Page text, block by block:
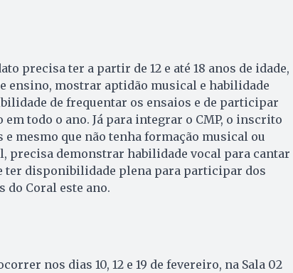
precisa ter a partir de 12 e até 18 anos de idade,
ensino, mostrar aptidão musical e habilidade
de frequentar os ensaios e de participar
todo o ano. Já para integrar o CMP, o inscrito
e mesmo que não tenha formação musical ou
precisa demonstrar habilidade vocal para cantar
ter disponibilidade plena para participar dos
do Coral este ano.
nos dias 10, 12 e 19 de fevereiro, na Sala 02